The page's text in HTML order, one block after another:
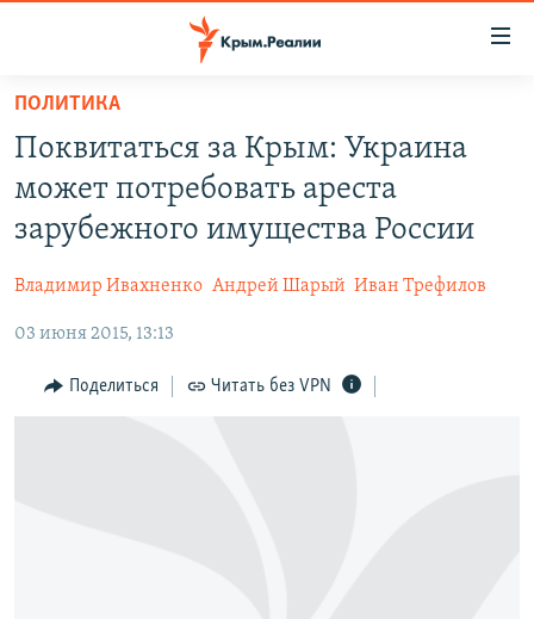
Вернуться
основному
содержанию
Вернутся
главной
навигации
Вернутся
поиску
ГРУЗ 200
11 ЛЕТ ОККУПАЦИИ КРЫМА. 11 ИСТОРИЙ СОПРОТИВЛЕНИЯ
ЕЩЕ
ИНТЕРАКТИВ
ИНФОГРАФИКА
РАДІО СВОБОДА
КАК ОБОЙТИ БЛОКИРОВКУ
ПОЛИТИКА
Поквитаться за Крым: Украина
может потребовать ареста
зарубежного имущества России
Владимир Ивахненко Андрей Шарый Иван Трефилов
03 июня 2015, 13:13
Поделиться Читать без VPN